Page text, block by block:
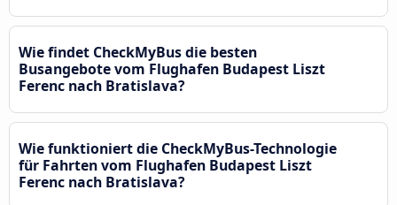
Wie findet CheckMyBus die besten
Busangebote vom Flughafen Budapest Liszt
Ferenc nach Bratislava?
Wie funktioniert die CheckMyBus-Technologie
für Fahrten vom Flughafen Budapest Liszt
Ferenc nach Bratislava?